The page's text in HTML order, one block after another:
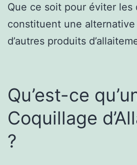
Que ce soit pour éviter les
constituent une
d’autres produits
Qu’est-ce
Coquillage
?